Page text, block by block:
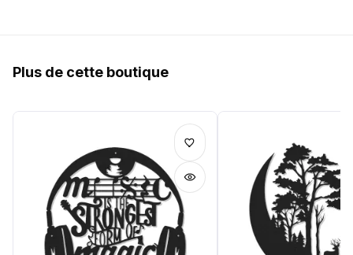
Plus de cette boutique